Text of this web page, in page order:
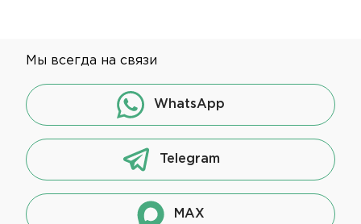
Мы всегда на связи
WhatsApp
Telegram
MAX